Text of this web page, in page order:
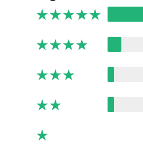
★★★★★
★★★★
★★★
★★
★